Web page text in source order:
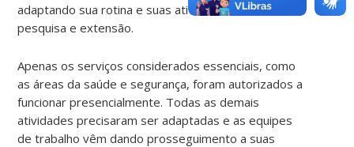
adaptando sua rotina e suas atividades de ensino,
pesquisa e extensão.
Apenas os serviços considerados essenciais, como
as áreas da saúde e segurança, foram autorizados a
funcionar presencialmente. Todas as demais
atividades precisaram ser adaptadas e as equipes
de trabalho vêm dando prosseguimento a suas